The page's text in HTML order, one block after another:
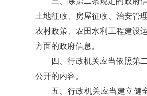
土地征收、房屋征收、治安管
农村政策、农田水利工程建设
方面的政府信息。
四、行政机关应当依照第
公开的内容。
五、行政机关应当建立健